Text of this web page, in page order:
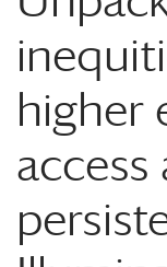
higher
access